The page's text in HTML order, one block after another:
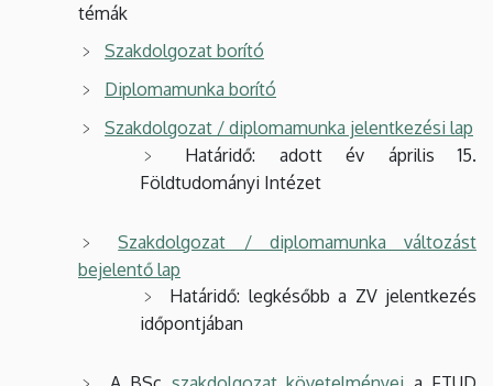
témák
Szakdolgozat borító
Diplomamunka borító
Szakdolgozat / diplomamunka jelentkezési lap
Határidő: adott év április 15.
Földtudományi Intézet
Szakdolgozat / diplomamunka változást
bejelentő lap
Határidő: legkésőbb a ZV jelentkezés
időpontjában